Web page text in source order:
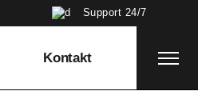
Support 24/7
Kontakt